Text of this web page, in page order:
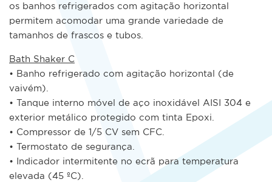
os banhos refrigerados com agitação horizontal
permitem acomodar uma grande variedade de
tamanhos de frascos e tubos.
Bath Shaker C
• Banho refrigerado com agitação horizontal (de
vaivém).
• Tanque interno móvel de aço inoxidável AISI 304 e
exterior metálico protegido com tinta Epoxi.
• Compressor de 1/5 CV sem CFC.
• Termostato de segurança.
• Indicador intermitente no ecrã para temperatura
elevada (45 ºC).